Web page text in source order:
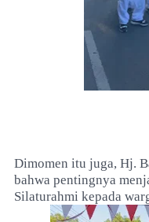
Dimomen itu juga, Hj.
bahwa pentingnya
Silaturahmi kepada